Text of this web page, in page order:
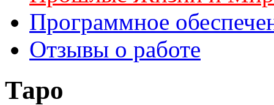
Программное
Отзывы о работе
Таро